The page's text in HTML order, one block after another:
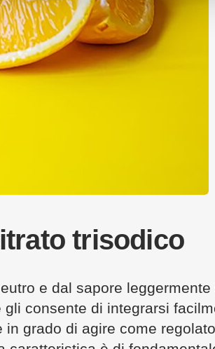
trisodico
e dal sapore leggermente
consente di integrarsi
grado di agire come